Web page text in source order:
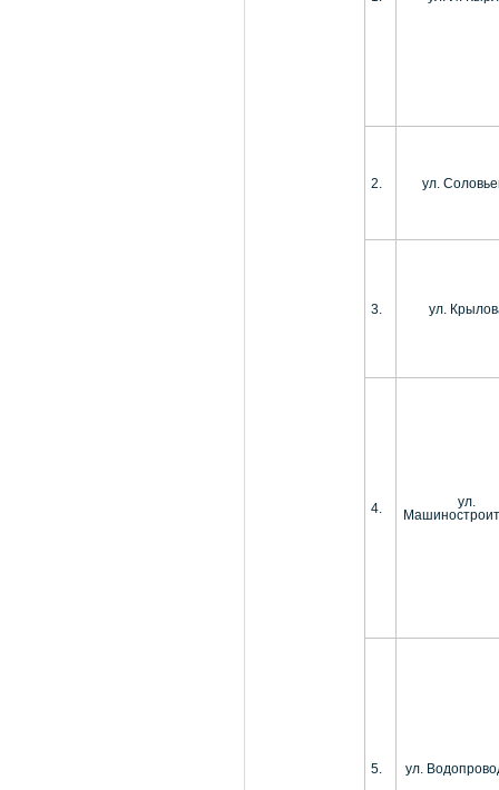
2. ул.
3. ул.
4.
ул.
5. ул.